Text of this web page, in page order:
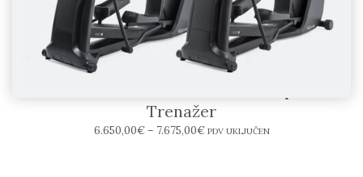
Trenažer
6.650,00€– 7.675,00€ PDV UKLJUČEN